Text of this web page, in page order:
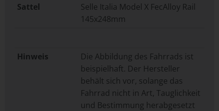
Sattel
Selle Italia Model X FecAlloy Rail
145x248mm
Hinweis
Die Abbildung des Fahrrads ist
beispielhaft. Der Hersteller
behält sich vor, solange das
Fahrrad nicht in Art, Tauglichkeit
und Bestimmung herabgesetzt